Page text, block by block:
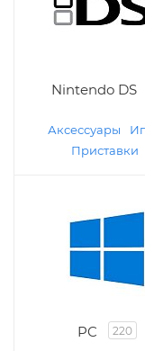
Nintendo DS
Аксессуары
Приставки
PC 220